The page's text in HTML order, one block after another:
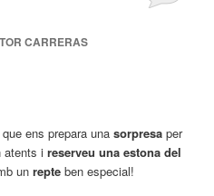
CARRERAS
ens prepara unasorpresa per
atents ireserveu una estona del
unrepte ben especial!